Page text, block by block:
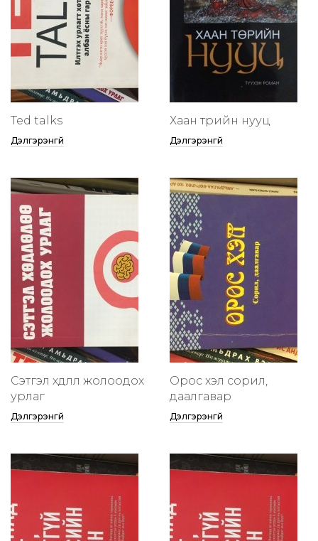
Ted talks
Дэлгэрэнгүй
Хаан төрийн нууц
Дэлгэрэнгүй
Сэтгэл хөдлөлөө жолоодох
урлаг
Дэлгэрэнгүй
Орос хэл сорил,
даалгавар
Дэлгэрэнгүй